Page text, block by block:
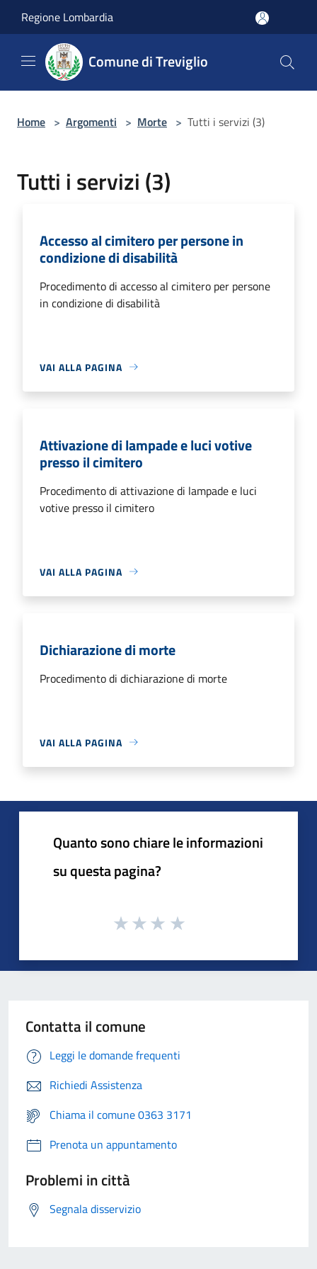
Regione Lombardia
Comune di Treviglio
Home > Argomenti > Morte > Tutti i servizi (3)
Tutti i servizi (3)
Accesso al cimitero per persone in
condizione di disabilità
Procedimento di accesso al cimitero per persone
in condizione di disabilità
VAI ALLA PAGINA
Attivazione di lampade e luci votive
presso il cimitero
Procedimento di attivazione di lampade e luci
votive presso il cimitero
VAI ALLA PAGINA
Dichiarazione di morte
Procedimento di dichiarazione di morte
VAI ALLA PAGINA
Quanto sono chiare le informazioni
su questa pagina?
Contatta il comune
Leggi le domande frequenti
Richiedi Assistenza
Chiama il comune 0363 3171
Prenota un appuntamento
Problemi in città
Segnala disservizio